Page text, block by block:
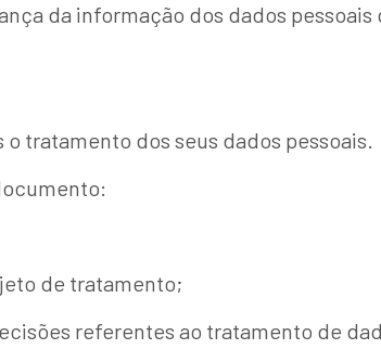
da informação dos dados pessoais
tratamento dos seus dados pessoais.
de tratamento;
referentes ao tratamento de